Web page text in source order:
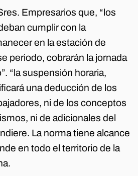
Empresarios que, “los
cumplir con la
en la estación de
periodo, cobrarán la jornada
“la suspensión horaria,
una deducción de los
ni de los conceptos
ni de adicionales del
La norma tiene alcance
en todo el territorio de la